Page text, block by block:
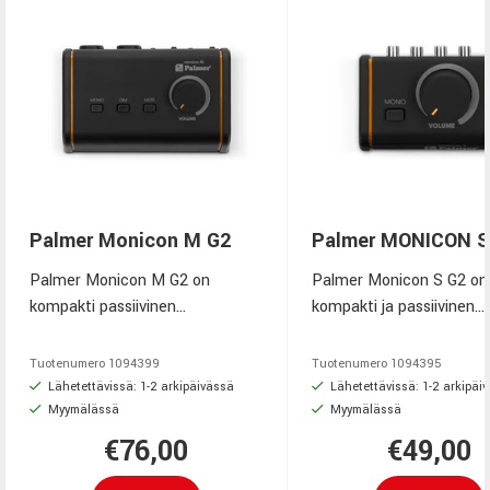
Palmer Monicon M G2
Palmer Monicon M G2 on
kompakti passiivinen
äänenvoimakkuuden säädin
XLR/TRS- ja 3,5 mm -liitännöillä.
Se tarjoaa MONO-, DIM- ja
MUTE-toiminnot sekä
viiveettömän analogisen
Tuotenumero 1094399
Lähetettävissä: 1-2 arkipäivässä
Myymälässä
€76,00
Palmer MONICON
Palmer Monicon S G2 on
kompakti ja passiivinen
RCA-liitännöillä ja MONO-
kytkimellä. Tarjoaa
viiveettömän ja
värittämättömän äänen
hallinnan studio- ja
Tuotenumero 1094395
Lähetettävissä: 1-2
Myymälässä
€49,00